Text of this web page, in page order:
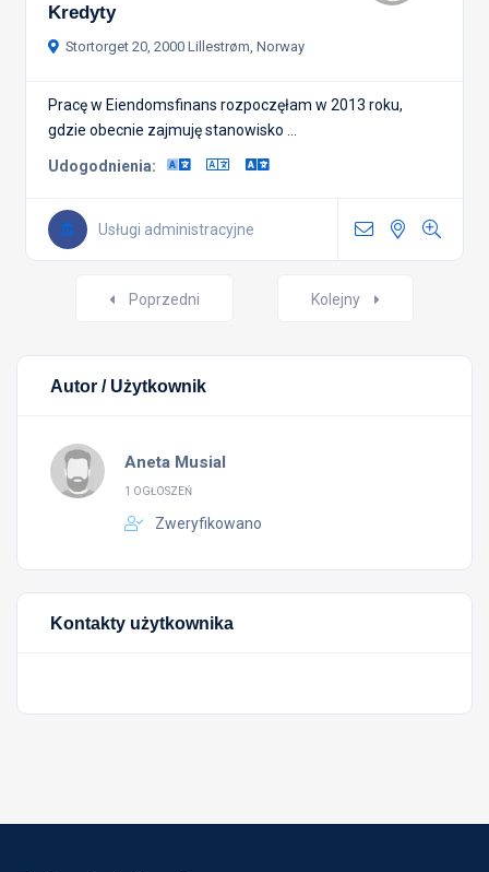
Kredyty
Stortorget 20, 2000 Lillestrøm, Norway
Pracę w Eiendomsfinans rozpoczęłam w 2013 roku,
gdzie obecnie zajmuję stanowisko ...
Udogodnienia:
Usługi administracyjne
NawigacjaPoprzedni Kolejny
Autor / Użytkownik
Aneta Musial
1 OGŁOSZEŃ
Zweryfikowano
Kontakty użytkownika